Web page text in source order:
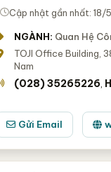
Cập nhật gần nhất: 18/
NGÀNH: Quan Hệ
TOJI Office Building,
Nam
(028) 35265226
Gửi Email